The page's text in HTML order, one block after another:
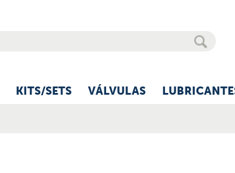
KITS/SETS VÁLVULAS